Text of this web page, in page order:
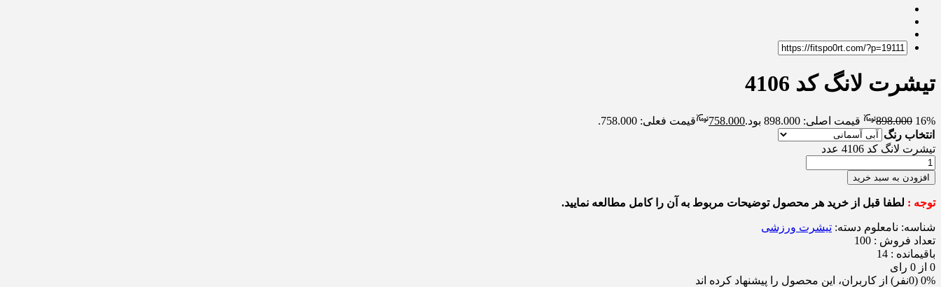
تیشرت لانگ کد 4106
16%
898.000 قیمت اصلی: 898.000 بود. 758.000
قیمت فعلی: 758.000.
انتخاب رنگ
تیشرت لانگ کد 4106 عدد
افزودن به سبد خرید
توجه : لطفا قبل از خرید هر محصول توضیحات مربوط به آن را کامل مطالعه نمایید.
شناسه: نامعلوم دسته: تیشرت ورزشی
تعداد فروش : 100
باقیمانده : 14
0 از 0 رای
0% (0نفر) از کاربران، این محصول را پیشنهاد کرده اند